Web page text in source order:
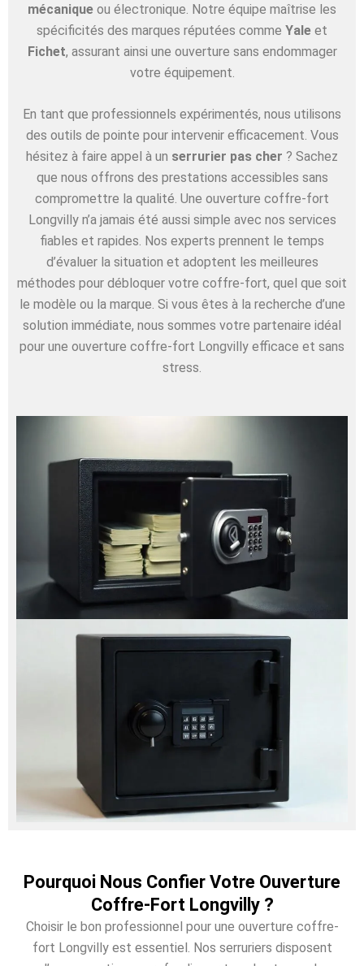
mécanique ou électronique. Notre équipe maîtrise les
spécificités des marques réputées comme Yale et
Fichet, assurant ainsi une ouverture sans endommager
votre équipement.
En tant que professionnels expérimentés, nous utilisons
des outils de pointe pour intervenir efficacement. Vous
hésitez à faire appel à un serrurier pas cher ? Sachez
que nous offrons des prestations accessibles sans
compromettre la qualité. Une ouverture coffre-fort
Longvilly n’a jamais été aussi simple avec nos services
fiables et rapides. Nos experts prennent le temps
d’évaluer la situation et adoptent les meilleures
méthodes pour débloquer votre coffre-fort, quel que soit
le modèle ou la marque. Si vous êtes à la recherche d’une
solution immédiate, nous sommes votre partenaire idéal
pour une ouverture coffre-fort Longvilly efficace et sans
stress.
Pourquoi Nous Confier Votre Ouverture
Coffre-Fort Longvilly ?
Choisir le bon professionnel pour une ouverture coffre-
fort Longvilly est essentiel. Nos serruriers disposent